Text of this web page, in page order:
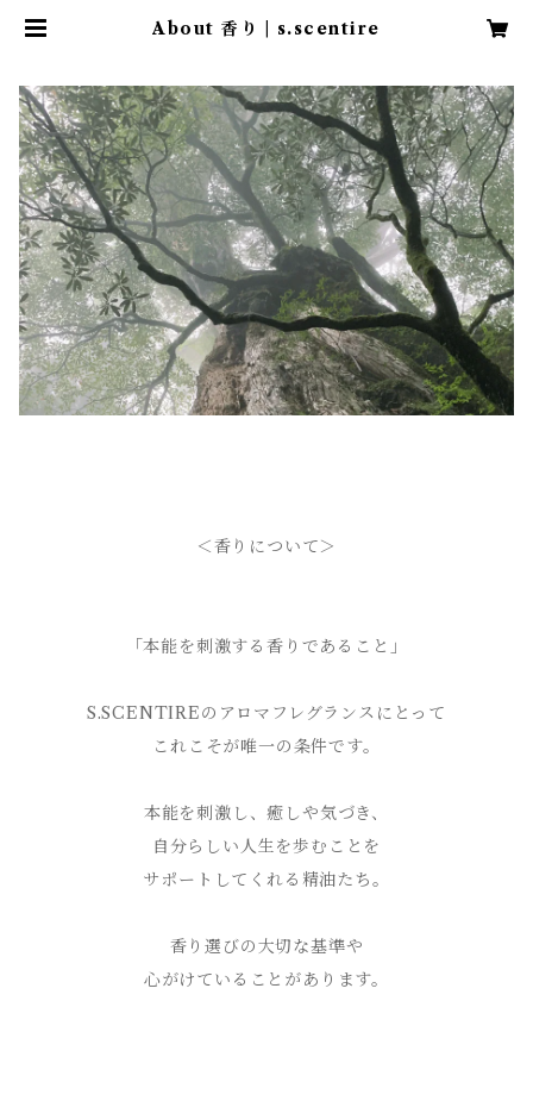
About 香り | s.scentire
＜香りについて＞
「本能を刺激する香りであること」
S.SCENTIREのアロマフレグランスにとって
これこそが唯一の条件です。
本能を刺激し、癒しや気づき、
自分らしい人生を歩むことを
サポートしてくれる精油たち。
香り選びの大切な基準や
心がけていることがあります。